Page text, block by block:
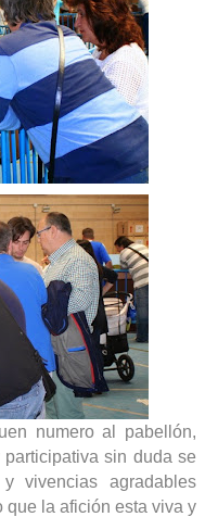
numero al pabellón,
sin duda se
vivencias agradables
que la afición esta viva y